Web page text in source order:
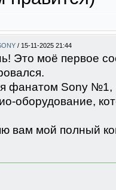
/ 15-11-2025 21:44
Это моё первое
фанатом Sony №1,
оборудование,
вам мой полный